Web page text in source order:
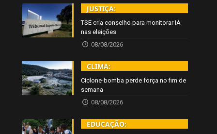
JUSTIÇA:
TSE cria conselho para monitorar IA
nas eleições
08/08/2026
CLIMA:
Ciclone-bomba perde força no fim de
semana
08/08/2026
EDUCAÇÃO: